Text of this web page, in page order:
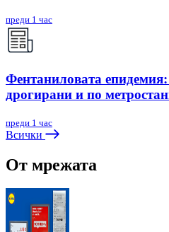
преди 1 час
Фентаниловата епидемия:
дрогирани и по
преди 1 час
Всички
От мрежата